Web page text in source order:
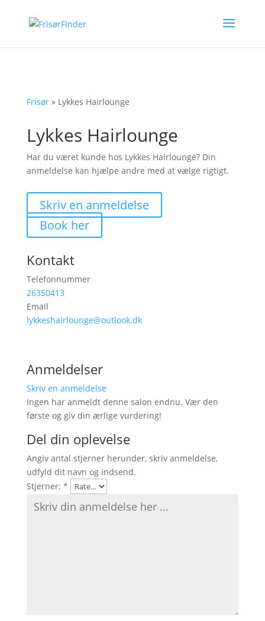
Frisør» Lykkes Hairlounge
Lykkes Hairlounge
Har du været kunde hos Lykkes Hairlounge? Din
anmeldelse kan hjælpe andre med at vælge rigtigt.
Skriv en anmeldelse
Book her
Kontakt
Telefonnummer
26350413
Email
lykkeshairlounge@outlook.dk
Anmeldelser
Skriv en anmeldelse
Ingen har anmeldt denne salon endnu. Vær den
første og giv din ærlige vurdering!
Del din oplevelse
Angiv antal stjerner herunder, skriv anmeldelse,
udfyld dit navn og indsend.
Stjerner: *